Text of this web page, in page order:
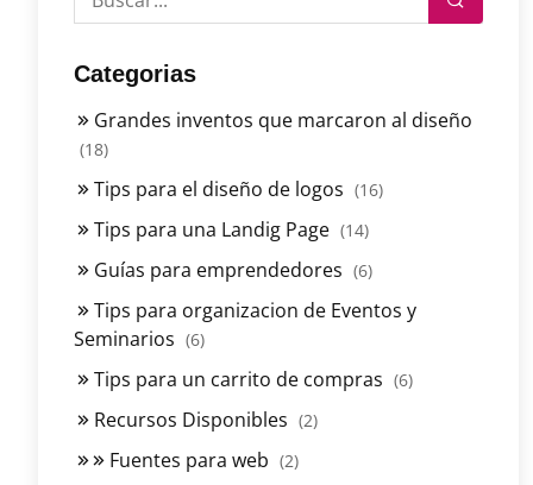
Categorias
Grandes inventos que marcaron al diseño
(18)
Tips para el diseño de logos (16)
Tips para una Landig Page (14)
Guías para emprendedores (6)
Tips para organizacion de Eventos y
Seminarios (6)
Tips para un carrito de compras (6)
Recursos Disponibles (2)
Fuentes para web (2)